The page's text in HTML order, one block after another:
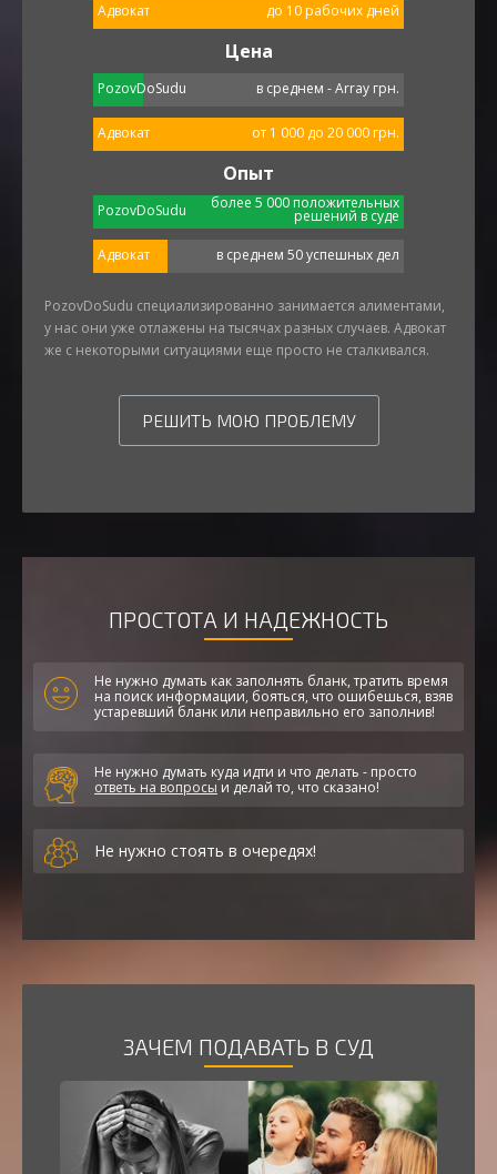
Адвокат до 10 рабочих дней
Цена
PozovDoSudu в среднем - Array грн.
Адвокат от 1 000 до 20 000 грн.
Опыт
PozovDoSudu более 5 000 положительных
решений в суде
Адвокат в среднем 50 успешных дел
PozovDoSudu специализированно занимается алиментами,
у нас они уже отлажены на тысячах разных случаев. Адвокат
же с некоторыми ситуациями еще просто не сталкивался.
РЕШИТЬ МОЮ ПРОБЛЕМУ
ПРОСТОТА И НАДЕЖНОСТЬ
Не нужно думать как заполнять бланк, тратить время
на поиск информации, бояться, что ошибешься, взяв
устаревший бланк или неправильно его заполнив!
Не нужно думать куда идти и что делать - просто
ответь на вопросы и делай то, что сказано!
Не нужно стоять в очередях!
ЗАЧЕМ ПОДАВАТЬ В СУД